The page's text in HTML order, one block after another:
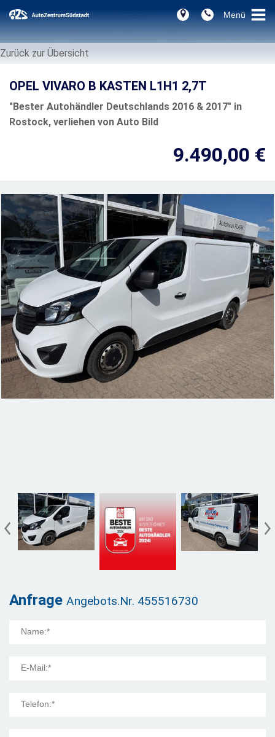
Zurück zur Übersicht
OPEL VIVARO B KASTEN L1H1 2,7T
"Bester Autohändler Deutschlands 2016 & 2017" in
Rostock, verliehen von Auto Bild
9.490,00 €
Anfrage Angebots.Nr. 455516730